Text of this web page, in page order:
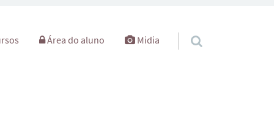
Área do aluno Midia